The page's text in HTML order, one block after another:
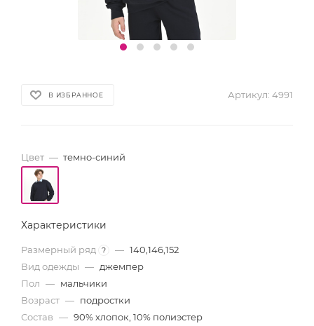
В ИЗБРАННОЕ Артикул: 4991
Цвет — темно-синий
Характеристики
Размерный ряд ? — 140,146,152
Вид одежды — джемпер
Пол — мальчики
Возраст — подростки
Состав — 90% хлопок, 10% полиэстер